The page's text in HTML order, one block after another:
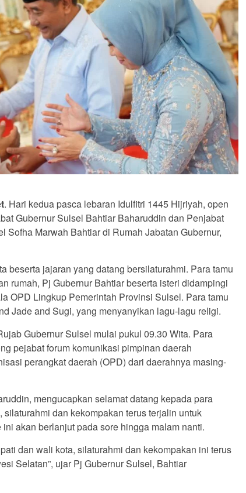
. Hari kedua pasca lebaran Idulfitri 1445 Hijriyah, open
Gubernur Sulsel Bahtiar Baharuddin dan Penjabat
Sofha Marwah Bahtiar di Rumah Jabatan Gubernur,
beserta jajaran yang datang bersilaturahmi. Para tamu
rumah, Pj Gubernur Bahtiar beserta isteri didampingi
OPD Lingkup Pemerintah Provinsi Sulsel. Para tamu
Jade and Sugi, yang menyanyikan lagu-lagu religi.
Gubernur Sulsel mulai pukul 09.30 Wita. Para
pejabat forum komunikasi pimpinan daerah
perangkat daerah (OPD) dari daerahnya masing-
mengucapkan selamat datang kepada para
dan kekompakan terus terjalin untuk
akan berlanjut pada sore hingga malam nanti.
dan wali kota, silaturahmi dan kekompakan ini terus
Selatan”, ujar Pj Gubernur Sulsel, Bahtiar